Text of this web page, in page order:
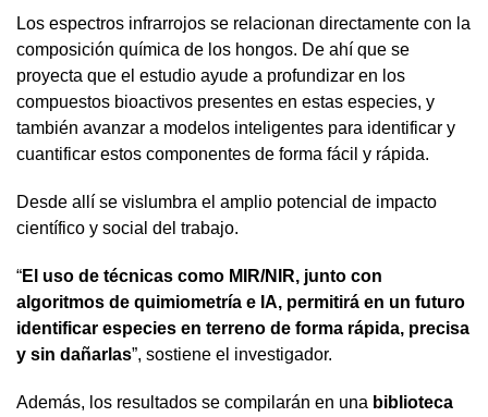
Los espectros infrarrojos se relacionan directamente con la
composición química de los hongos. De ahí que se
proyecta que el estudio ayude a profundizar en los
compuestos bioactivos presentes en estas especies, y
también avanzar a modelos inteligentes para identificar y
cuantificar estos componentes de forma fácil y rápida.
Desde allí se vislumbra el amplio potencial de impacto
científico y social del trabajo.
“El uso de técnicas como MIR/NIR, junto con
algoritmos de quimiometría e IA, permitirá en un futuro
identificar especies en terreno de forma rápida, precisa
y sin dañarlas”, sostiene el investigador.
Además, los resultados se compilarán en una biblioteca